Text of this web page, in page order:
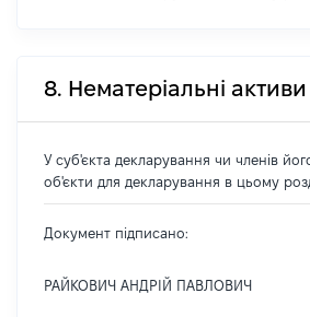
8. Нематеріальні активи
У суб'єкта декларування чи членів його
об'єкти для декларування в цьому
Документ підписано:
РАЙКОВИЧ АНДРІЙ ПАВЛОВИЧ